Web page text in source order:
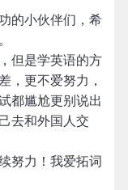
的小伙伴们，希
但是学英语的方
，更不爱努力，
都尴尬更别说出
去和外国人交
努力！我爱拓词